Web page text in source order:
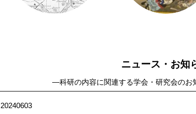
ニュース・お知
―科研の内容に関連する学会・研究会の
20240603